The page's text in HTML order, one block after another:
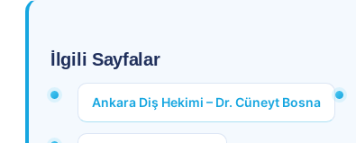
İlgili Sayfalar
Ankara Diş Hekimi – Dr. Cüneyt Bosna